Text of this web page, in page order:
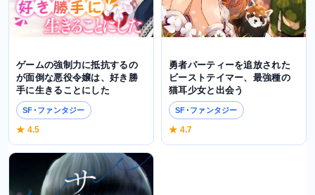
ゲームの強制力に抵抗するの
が面倒な悪役令嬢は、好き勝
手に生きることにした
SF･ファンタジー
★ 4.5
勇者パーティーを追放された
ビーストテイマー、最強種の
猫耳少女と出会う
SF･ファンタジー
★ 4.7